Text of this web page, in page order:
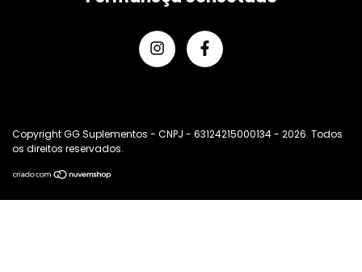
Copyright GG Suplementos - CNPJ - 63124215000134 - 2026. Todos
os direitos reservados.